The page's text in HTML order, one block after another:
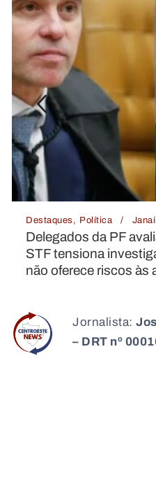
atrito com
do INSS, mas
Jornalista:
– DRT nº